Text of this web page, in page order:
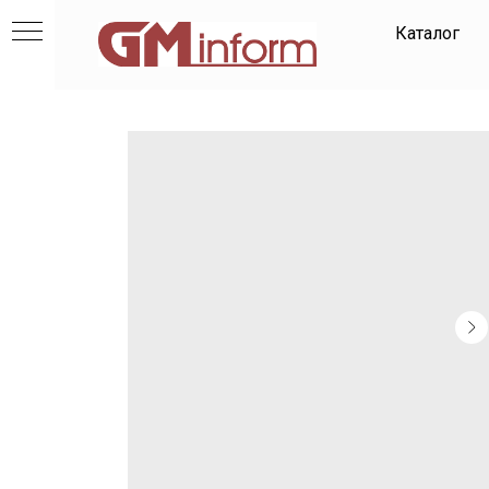
Каталог